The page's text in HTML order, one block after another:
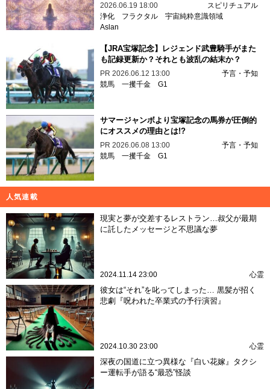
2026.06.19 18:00
スピリチュアル
浄化
フラクタル 宇宙純粋意識領域
Aslan
【JRA宝塚記念】レジェンド武豊騎手がまた
も記録更新か？それとも波乱の結末か？
PR 2026.06.12 13:00
予言・予知
競馬 一攫千金 G1
サマージャンボより宝塚記念の馬券が圧倒的
にオススメの理由とは!?
PR 2026.06.08 13:00
予言・予知
競馬 一攫千金 G1
人気連載
現実と夢が交差するレストラン…叔父が最期
に託したメッセージと不思議な夢
2024.11.14 23:00 心霊
彼女は“それ”を叱ってしまった… 黒髪が招く
悲劇『呪われた卒業式の予行演習』
2024.10.30 23:00 心霊
深夜の国道に立つ異様な『白い花嫁』タクシ
ー運転手が語る“最恐”怪談